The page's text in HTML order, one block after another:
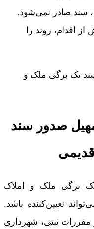
سند صادر نمی‌شود.
اقدام، روند را
صدور سند
برگی ملک و املاک
تعیین‌کننده باشد.
ثبتی، شهرداری